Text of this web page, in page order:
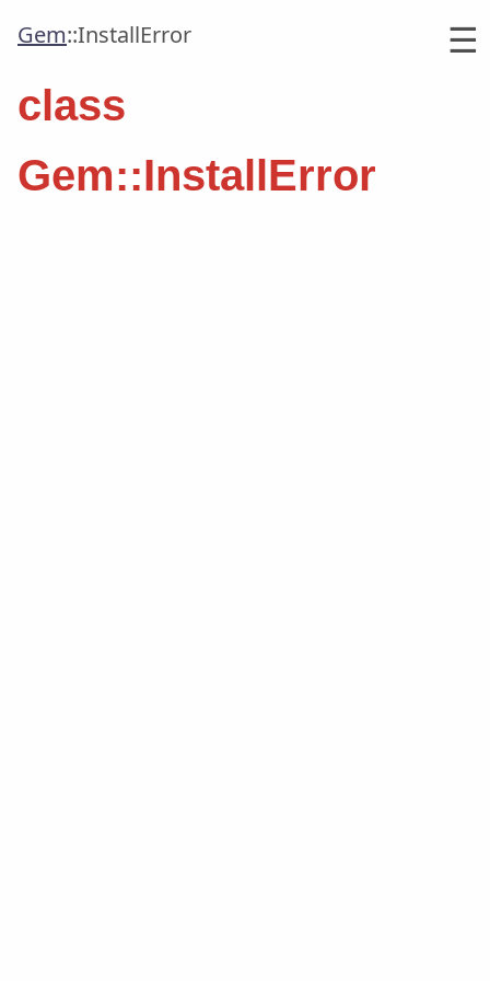
☰
Gem::InstallError
class
Gem::InstallError